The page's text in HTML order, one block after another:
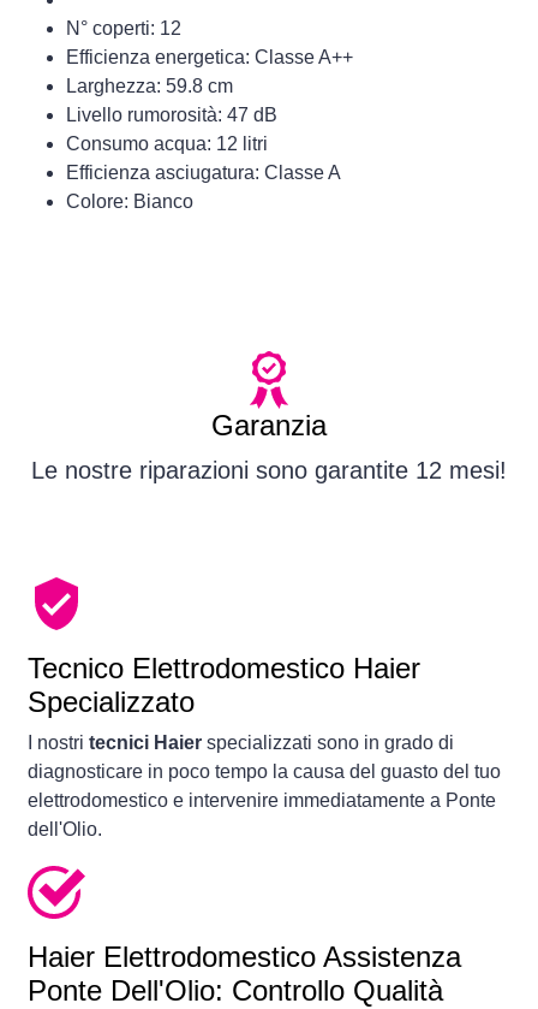
N° coperti: 12
Efficienza energetica: Classe A++
Larghezza: 59.8 cm
Livello rumorosità: 47 dB
Consumo acqua: 12 litri
Efficienza asciugatura: Classe A
Colore: Bianco
Garanzia
Le nostre riparazioni sono garantite 12 mesi!
Tecnico Elettrodomestico Haier
Specializzato
I nostri tecnici Haier specializzati sono in grado di
diagnosticare in poco tempo la causa del guasto del tuo
elettrodomestico e intervenire immediatamente a Ponte
dell'Olio.
Haier Elettrodomestico Assistenza
Ponte Dell'Olio: Controllo Qualità